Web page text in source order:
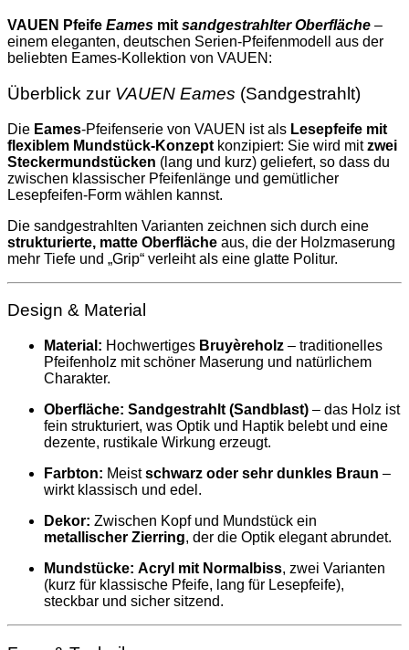
VAUEN Pfeife Eames mit sandgestrahlter Oberfläche –
einem eleganten, deutschen Serien-Pfeifenmodell aus der
beliebten Eames-Kollektion von VAUEN:
Überblick zur VAUEN Eames (Sandgestrahlt)
Die Eames-Pfeifenserie von VAUEN ist als Lesepfeife mit
flexiblem Mundstück-Konzept konzipiert: Sie wird mitzwei
Steckermundstücken (lang und kurz) geliefert, so dass du
zwischen klassischer Pfeifenlänge und gemütlicher
Lesepfeifen-Form wählen kannst.
Die sandgestrahlten Varianten zeichnen sich durch eine
strukturierte, matte Oberfläche aus, die der Holzmaserung
mehr Tiefe und „Grip“ verleiht als eine glatte Politur.
Design & Material
Material: Hochwertiges Bruyèreholz – traditionelles
Pfeifenholz mit schöner Maserung und natürlichem
Charakter.
Oberfläche: Sandgestrahlt (Sandblast) – das Holz ist
fein strukturiert, was Optik und Haptik belebt und eine
dezente, rustikale Wirkung erzeugt.
Farbton: Meistschwarz oder sehr dunkles Braun –
wirkt klassisch und edel.
Dekor: Zwischen Kopf und Mundstück ein
metallischer Zierring, der die Optik elegant abrundet.
Mundstücke: Acryl mit Normalbiss, zwei Varianten
(kurz für klassische Pfeife, lang für Lesepfeife),
steckbar und sicher sitzend.